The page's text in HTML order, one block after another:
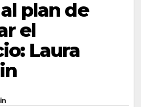
plan de
el
Laura